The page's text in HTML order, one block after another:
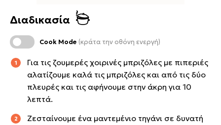
Διαδικασία
Cook Mode (κράτα την οθόνη ενεργή)
Για τις ζουμερές χοιρινές μπριζόλες με πιπεριές
αλατίζουμε καλά τις μπριζόλες και από τις δύο
πλευρές και τις αφήνουμε στην άκρη για 10
λεπτά.
Ζεσταίνουμε ένα μαντεμένιο τηγάνι σε δυνατή